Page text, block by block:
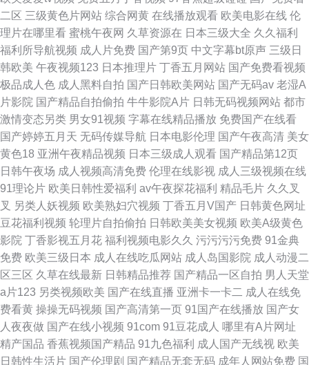
二区 三级黄色片网站 综合网黄 在线播放观看 欧美电影在线 伦
理片在哪里看 蜜桃午夜网 久草资源在 日本三级大全 久久福利
福利所导航视频 成人片免费 国产第9页 中文字幕bt原声 三级日
韩欧美 午夜视频123 日本推理片 丁香五月网站 国产免费看视频
极品成人色 成人黑料自拍 国产日韩欧美网站 国产无码av 老湿A
片影院 国产精品自拍偷拍 牛牛影院A片 日韩无码视频网站 都市
激情变态另类 男女91视频 字幕在线精品播放 免费国产在线看
国产婷婷五月天 无码传媒导航 日本电影伦理 国产午夜高清 美女
黄色18 亚洲午夜精品视频 日本三级成人观看 国产精品第12页
日韩午夜场 成人视频高清免费 伦理在线影视 成人三级视频在线
91理论片 欧美日韩性爱福利 av午夜探花福利 精品毛片 久久叉
叉 另类人妖视频 欧美熟妇穴视频 丁香五月V国产 日韩黄色网址
豆花福利视频 轮理片自拍偷拍 日韩欧美美女视频 欧美A级黄色
影院 丁香影视五月花 福利视频电影久久 污污污污免费 91金典
免费 欧美三级日本 成人在线吃瓜网站 成人岛国影院 成人动漫二
区三区 久草在线最新 日韩精品推荐 国产精品一区自拍 男人天堂
a片123 另类视频欧美 国产在线直播 亚洲卡一卡二 成人在线免
费看黄 操操无码视频 国产高清第一页 91国产在线播放 国产女
人夜夜做 国产在线小视频 91com 91豆花成人 哪里有A片网址
精产国品 香蕉视频国产精品 91九色福利 成人国产无线视 欧美
日韩性生活片 国产伦理剧 国产精品无套无码 成年人网站免费 国